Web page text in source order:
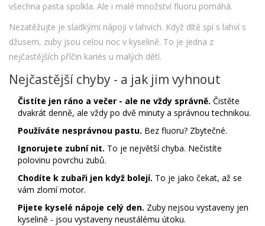
všechna pasta spolkla. Ale i malé množství fluoru pomáhá.
Nezatěžujte je sladkými nápoji v lahvích. Když dítě spí s lahví s
džusem, zuby jsou celou noc v kyselině. To je jedna z
nejčastějších příčin kariés u malých dětí.
Nejčastější chyby - a jak jim vyhnout
Čistíte jen ráno a večer - ale ne vždy správně. Čistěte
dvakrát denně, ale vždy po dvě minuty a správnou technikou.
Používáte nesprávnou pastu. Bez fluoru? Zbytečné.
Ignorujete zubní nit. To je největší chyba. Nečistíte
polovinu povrchu zubů.
Chodíte k zubaři jen když bolejí. To je jako čekat, až se
vám zlomí motor.
Pijete kyselé nápoje celý den. Zuby nejsou vystaveny jen
kyselině - jsou vystaveny neustálému útoku.